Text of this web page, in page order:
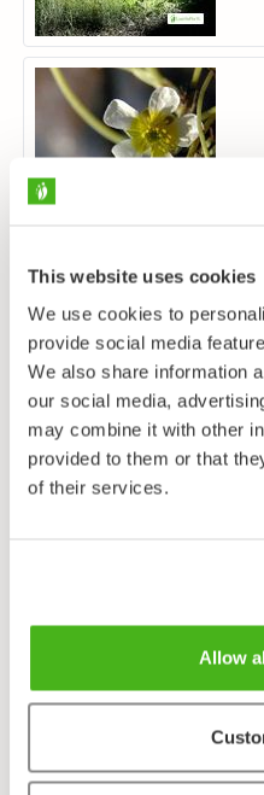
This website uses cookies
We use cookies to
provide social media
We also share information
our social media,
may combine it with other
provided to them or that
of their services.
Allow